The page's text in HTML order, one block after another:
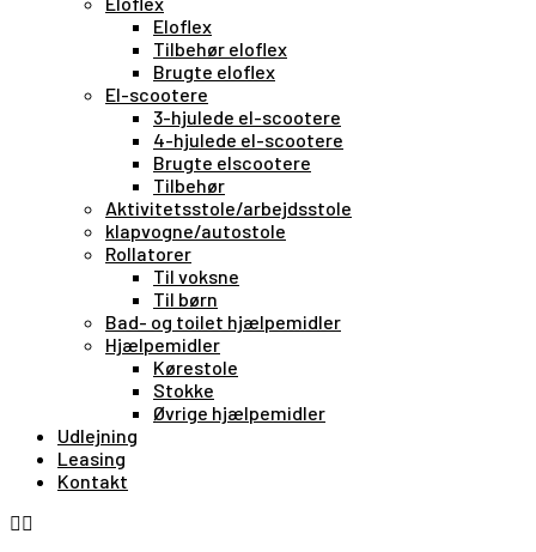
Eloflex
Tilbehør eloflex
Brugte eloflex
El-scootere
3-hjulede el-scootere
4-hjulede el-scootere
Brugte elscootere
Tilbehør
Aktivitetsstole/arbejdsstole
klapvogne/autostole
Rollatorer
Til voksne
Til børn
Bad- og toilet hjælpemidler
Hjælpemidler
Kørestole
Stokke
Øvrige hjælpemidler
Udlejning
Leasing
Kontakt